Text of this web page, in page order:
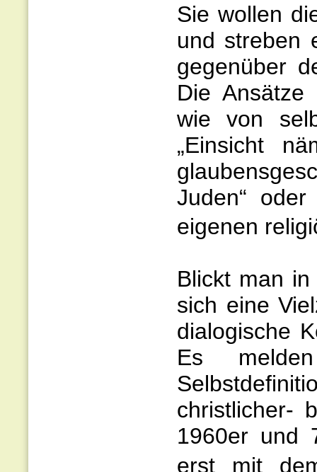
Sie wollen
und streben
gegenüber
Die Ansätze
wie von
„Einsicht
Juden“
eigenen
Blickt man
sich eine
dialogische
Es
christlicher-
1960er und
erst mit